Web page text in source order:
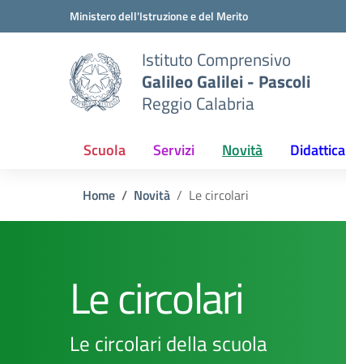
Vai ai contenuti
Vai al menu di navigazioneMinistero dell'Istruzione e del Merito
Istituto Comprensivo
Galileo Galilei - Pascoli
Reggio Calabria
Scuola Servizi Novità Didattica
Home Novità Le circolari
Le circolari
Le circolari della scuola